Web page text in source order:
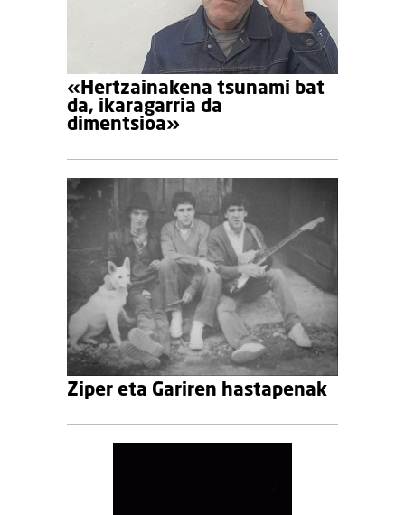
«Hertzainakena tsunami bat
da, ikaragarria da
dimentsioa»
Ziper eta Gariren hastapenak